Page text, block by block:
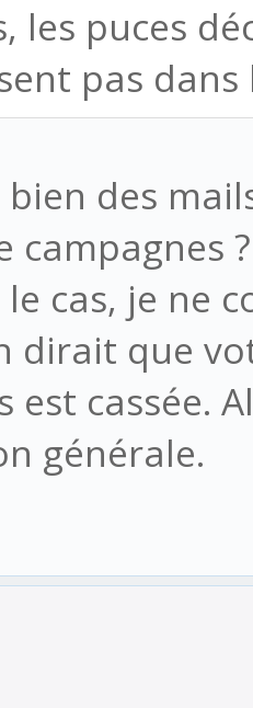
les puces
pas
des
campagnes ?
le cas, je ne
dirait que
est cassée.
générale.